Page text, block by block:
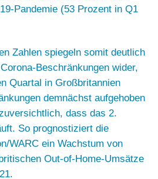
Pandemie (53 Prozent in Q1
Zahlen spiegeln somit deutlich
Beschränkungen wider,
Quartal in Großbritannien
demnächst aufgehoben
dass das 2.
So prognostiziert die
WARC ein Wachstum von
Out-of-Home-Umsätze